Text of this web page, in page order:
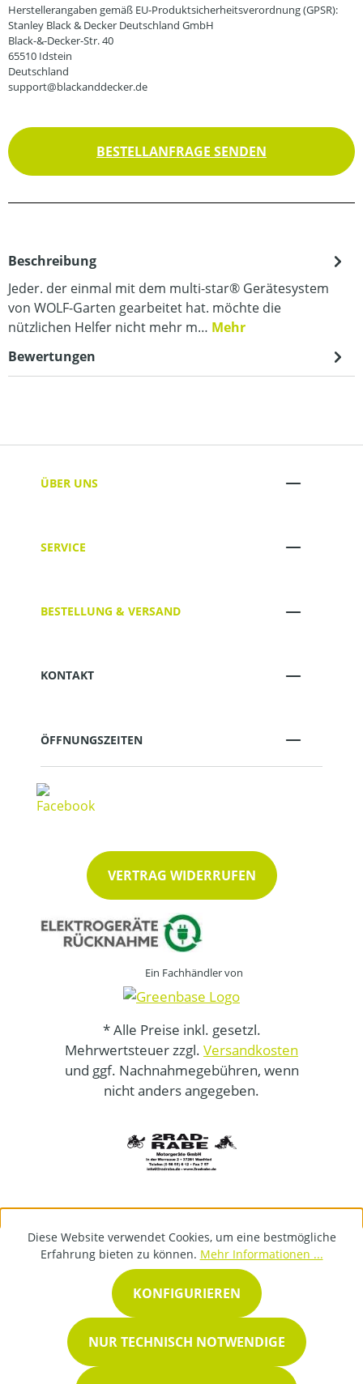
Herstellerangaben gemäß EU-Produktsicherheitsverordnung (GPSR):
Stanley Black & Decker Deutschland GmbH
Black-&-Decker-Str. 40
65510 Idstein
Deutschland
support@blackanddecker.de
BESTELLANFRAGE SENDEN
Beschreibung
Jeder. der einmal mit dem multi-star® Gerätesystem
von WOLF-Garten gearbeitet hat. möchte die
nützlichen Helfer nicht mehr m… Mehr
Bewertungen
ÜBER UNS
SERVICE
BESTELLUNG & VERSAND
KONTAKT
ÖFFNUNGSZEITEN
VERTRAG WIDERRUFEN
Ein Fachhändler von
* Alle Preise inkl. gesetzl.
Mehrwertsteuer zzgl. Versandkosten
und ggf. Nachnahmegebühren, wenn
nicht anders angegeben.
Diese Website verwendet Cookies, um eine bestmögliche
Erfahrung bieten zu können. Mehr Informationen ...
NUR TECHNISCH NOTWENDIGE
KONFIGURIEREN